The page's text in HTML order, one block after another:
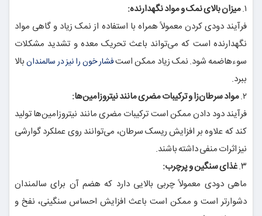
۱. میزان بالای نمک و مواد نگهدارنده:
فرآیند دودی کردن معمولاً همراه با استفاده از نمک زیاد و گاهی مواد
نگهدارنده است که می‌تواند باعث تحریک معده و تشدید مشکلات
سوءهاضمه شود. نمک زیاد ممکن استفشار خون را نیز در سالمندانبالا
ببرد.
۲. مواد سرطان‌زا و ترکیبات مضری مانند نیتروزامین‌ها:
فرآیند دود دادن ممکن است ترکیبات مضری مانند نیتروزامین‌ها تولید
کند که علاوه بر افزایش ریسک سرطان، می‌توانند روی عملکرد گوارشی
نیز اثرات منفی داشته باشند.
۳. غذای سنگین و پرچرب:
ماهی دودی معمولاً چربی بالایی دارد که هضم آن برای سالمندان
دشوارتر است و ممکن است باعث افزایش احساس سنگینی، نفخ و